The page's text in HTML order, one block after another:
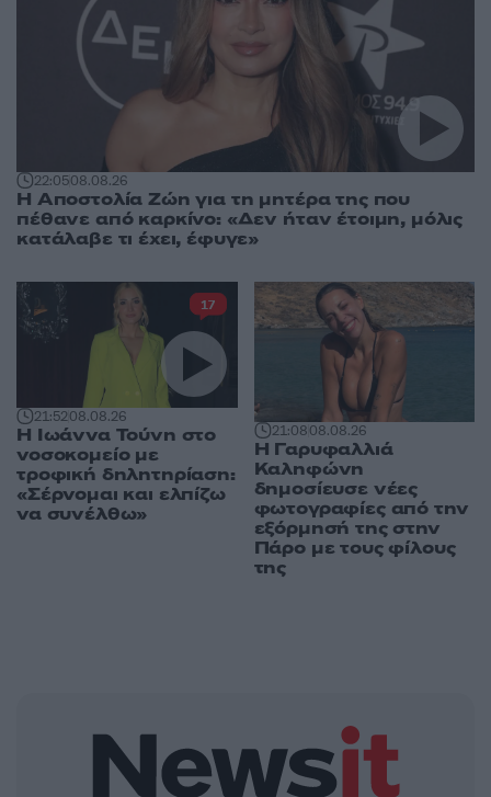
22:0508.08.26
Η Αποστολία Ζώη για τη μητέρα της που
πέθανε από καρκίνο: «Δεν ήταν έτοιμη, μόλις
κατάλαβε τι έχει, έφυγε»
21:5208.08.26
Η Ιωάννα Τούνη στο
νοσοκομείο με
τροφική δηλητηρίαση:
«Σέρνομαι και ελπίζω
να συνέλθω»
17
21:0808.08.26
Η Γαρυφαλλιά
Καληφώνη
δημοσίευσε νέες
φωτογραφίες από την
εξόρμησή της στην
Πάρο με τους φίλους
της